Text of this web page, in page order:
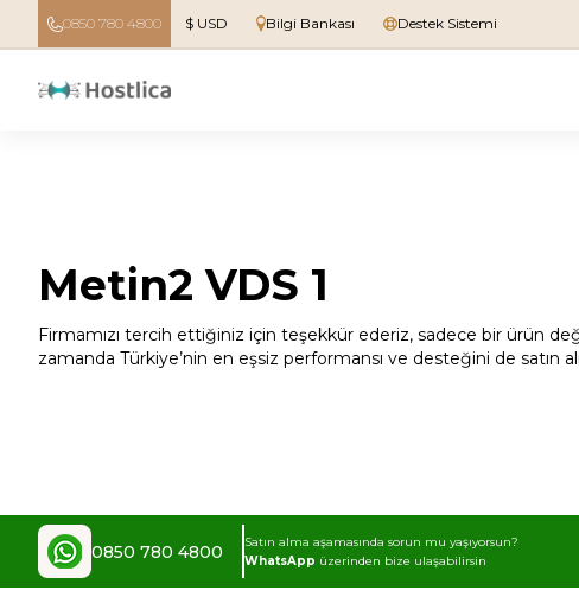
0850 780 4800 $ USD Bilgi Bankası Destek Sistemi
Metin2 VDS 1
Firmamızı tercih ettiğiniz için teşekkür ederiz, sadece bir ürün
zamanda Türkiye’nin en eşsiz performansı ve desteğini de satın
0850 780 4800
Satın alma aşamasında sorun mu yaşıyorsun?
WhatsApp üzerinden bize ulaşabilirsin